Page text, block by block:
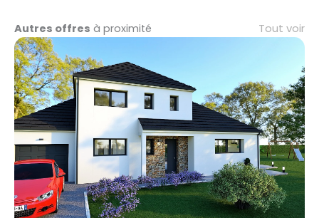
Autres offres à proximité Tout voir